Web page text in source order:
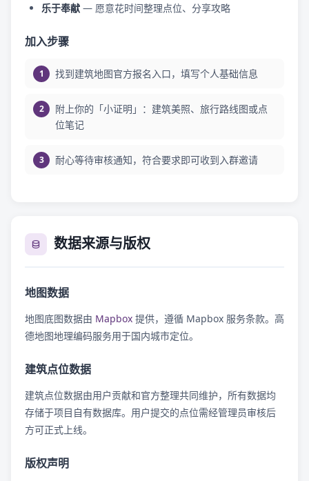
乐于奉献 — 愿意花时间整理点位、分享攻略
加入步骤
找到建筑地图官方报名入口，填写个人基础信息
附上你的「小证明」：建筑美照、旅行路线图或点
位笔记
耐心等待审核通知，符合要求即可收到入群邀请
数据来源与版权
地图数据
地图底图数据由 Mapbox 提供，遵循 Mapbox 服务条款。高
德地图地理编码服务用于国内城市定位。
建筑点位数据
建筑点位数据由用户贡献和官方整理共同维护，所有数据均
存储于项目自有数据库。用户提交的点位需经管理员审核后
方可正式上线。
版权声明